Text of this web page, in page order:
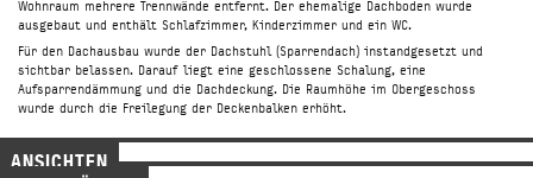
Wohnraum mehrere Trennwände entfernt. Der ehemalige Dachboden wurde
ausgebaut und enthält Schlafzimmer, Kinderzimmer und ein WC.
Für den Dachausbau wurde der Dachstuhl (Sparrendach) instandgesetzt und
sichtbar belassen. Darauf liegt eine geschlossene Schalung, eine
Aufsparrendämmung und die Dachdeckung. Die Raumhöhe im Obergeschoss
wurde durch die Freilegung der Deckenbalken erhöht.
ANSICHTEN